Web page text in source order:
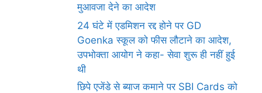
मुआवजा देने का आदेश
24 घंटे में एडमिशन रद्द होने पर GD
Goenka स्कूल को फीस लौटाने का आदेश,
उपभोक्ता आयोग ने कहा- सेवा शुरू ही नहीं हुई
थी
छिपे एजेंडे से ब्याज कमाने पर SBI Cards को